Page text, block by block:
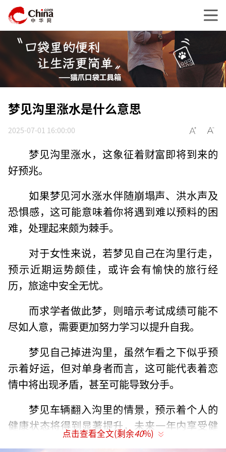
梦见沟里涨水是什么意思
2025-07-01 16:00:00
梦见沟里涨水，这象征着财富即将到来的
好预兆。
如果梦见河水涨水伴随崩塌声、洪水声及
恐惧感，这可能意味着你将遇到难以预料的困
难，处理起来颇为棘手。
对于女性来说，若梦见自己在沟里行走，
预示近期运势颇佳，或许会有愉快的旅行经
历，旅途中安全无忧。
而求学者做此梦，则暗示考试成绩可能不
尽如人意，需要更加努力学习以提升自我。
梦见自己掉进沟里，虽然乍看之下似乎预
示着好运，但对单身者而言，这可能代表着恋
情中将出现矛盾，甚至可能导致分手。
梦见车辆翻入沟里的情景，预示着个人的
健康状态将得到显著提升，未来一年内享受健
康快乐的生活，前提是保持规律的生活习惯。
点击查看全文(剩余40%)